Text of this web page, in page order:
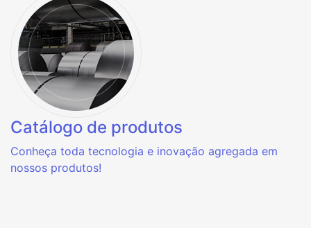
Catálogo de produtos
Conheça toda tecnologia e inovação agregada em
nossos produtos!